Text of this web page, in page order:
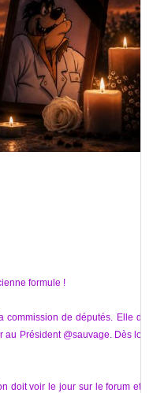
formule !
commission de députés. Elle doit
Président @sauvage. Dès lors,
doit voir le jour sur le forum et la